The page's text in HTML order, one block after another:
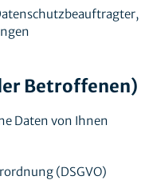
Betroffenen)
Daten von Ihnen
(DSGVO)